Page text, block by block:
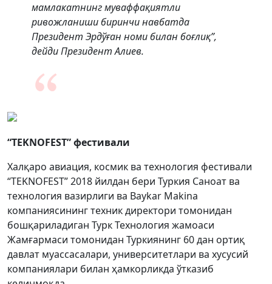
мамлакатнинг муваффақиятли
ривожланиши биринчи навбатда
Президент Эрдўған номи билан боғлиқ”,
дейди Президент Алиев.
“TEKNOFEST” фестивали
Халқаро авиация, космик ва технология фестивали
“TEKNOFEST” 2018 йилдан бери Туркия Саноат ва
технология вазирлиги ва Baykar Makina
компаниясининг техник директори томонидан
бошқариладиган Турк Технология жамоаси
Жамғармаси томонидан Туркиянинг 60 дан ортиқ
давлат муассасалари, университетлари ва хусусий
компаниялари билан ҳамкорликда ўтказиб